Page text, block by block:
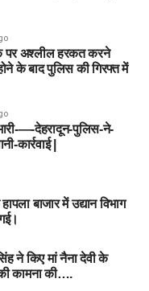
पर अश्लील हरकत करने
के बाद पुलिस की गिरफ्त में
—-देहरादून-पुलिस-ने-
कार्रवाई |
बाजार में उद्यान विभाग
ने किए मां नैना देवी के
कामना की….